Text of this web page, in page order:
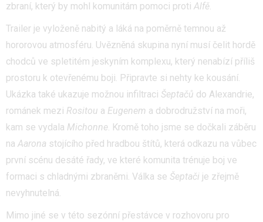
zbraní, který by mohl komunitám pomoci proti Alfě.
Trailer je vyloženě nabitý a láká na poměrně temnou až
hororovou atmosféru. Uvězněná skupina nyní musí čelit hordě
chodců ve spletitém jeskyním komplexu, který nenabízí příliš
prostoru k otevřenému boji. Připravte si nehty ke kousání.
Ukázka také ukazuje možnou infiltraci Šeptačů do Alexandrie,
románek mezi Rositou a Eugenem a dobrodružství na moři,
kam se vydala Michonne. Kromě toho jsme se dočkali záběru
na Aarona stojícího před hradbou štítů, která odkazu na vůbec
první scénu desáté řady, ve které komunita trénuje boj ve
formaci s chladnými zbraněmi. Válka se Šeptači je zřejmě
nevyhnutelná.
Mimo jiné se v této sezónní přestávce v rozhovoru pro